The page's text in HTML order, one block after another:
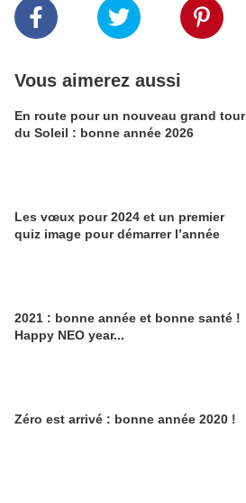
Vous aimerez aussi
En route pour un nouveau grand tour
du Soleil : bonne année 2026
Les vœux pour 2024 et un premier
quiz image pour démarrer l’année
2021 : bonne année et bonne santé !
Happy NEO year...
Zéro est arrivé : bonne année 2020 !